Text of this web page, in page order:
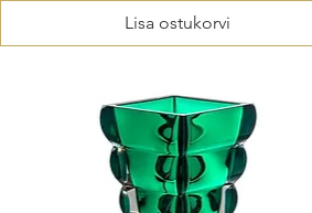
Lisa ostukorvi